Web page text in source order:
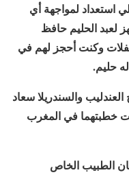
استعداد لمواجهة أي
لعبد الحليم حافظ
وكنت أحجز لهم في
حليم.
والسندريلا سعاد
خطبتهما في المغرب
الطبيب الخاص